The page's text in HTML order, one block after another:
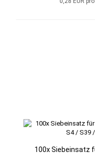
100x Siebeinsatz